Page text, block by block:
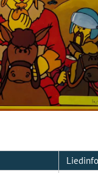
Liedinfo